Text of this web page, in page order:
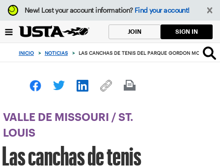
Enfoque
desde
botón
volver
principio
New!Lost your account information? Find your account!
JOIN SIGN IN
INICIO > NOTICIAS > LAS CANCHAS DE TENIS DEL PARQUE GORDON MOORE
VALLE DE MISSOURI / ST.
LOUIS
Las canchas de tenis